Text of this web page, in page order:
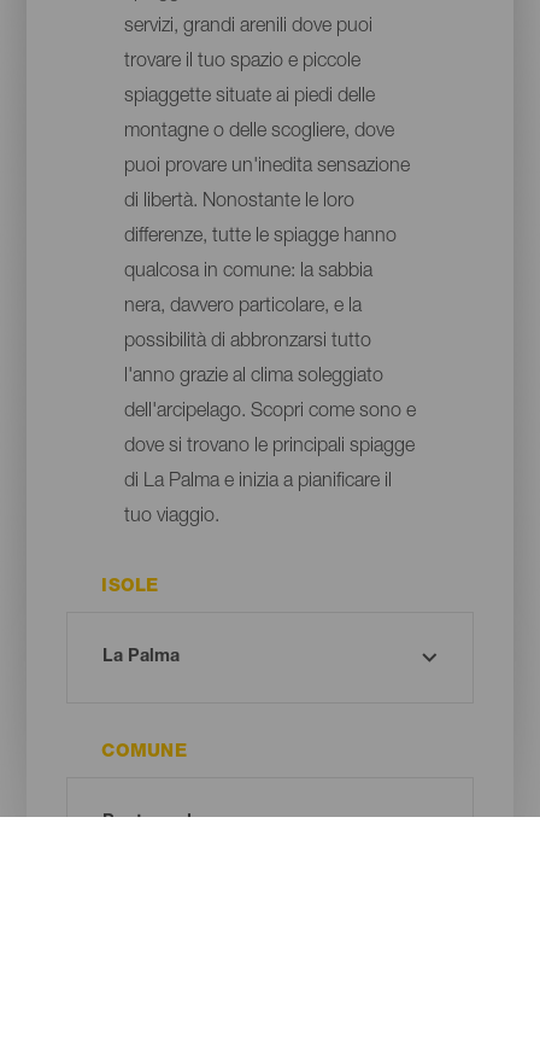
servizi, grandi arenili dove puoi
trovare il tuo spazio e piccole
spiaggette situate ai piedi delle
montagne o delle scogliere, dove
puoi provare un'inedita sensazione
di libertà. Nonostante le loro
differenze, tutte le spiagge hanno
qualcosa in comune: la sabbia
nera, davvero particolare, e la
possibilità di abbronzarsi tutto
l'anno grazie al clima soleggiato
dell'arcipelago. Scopri come sono e
dove si trovano le principali spiagge
di La Palma e inizia a pianificare il
tuo viaggio.
ISOLE
COMUNE